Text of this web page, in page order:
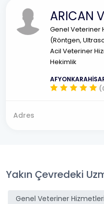
ARICAN
Genel Veteriner
(Röntgen,
Acil Veteriner
Hekimlik
Adres
Yakın Çevredeki
Genel Veteriner Hizmetleri